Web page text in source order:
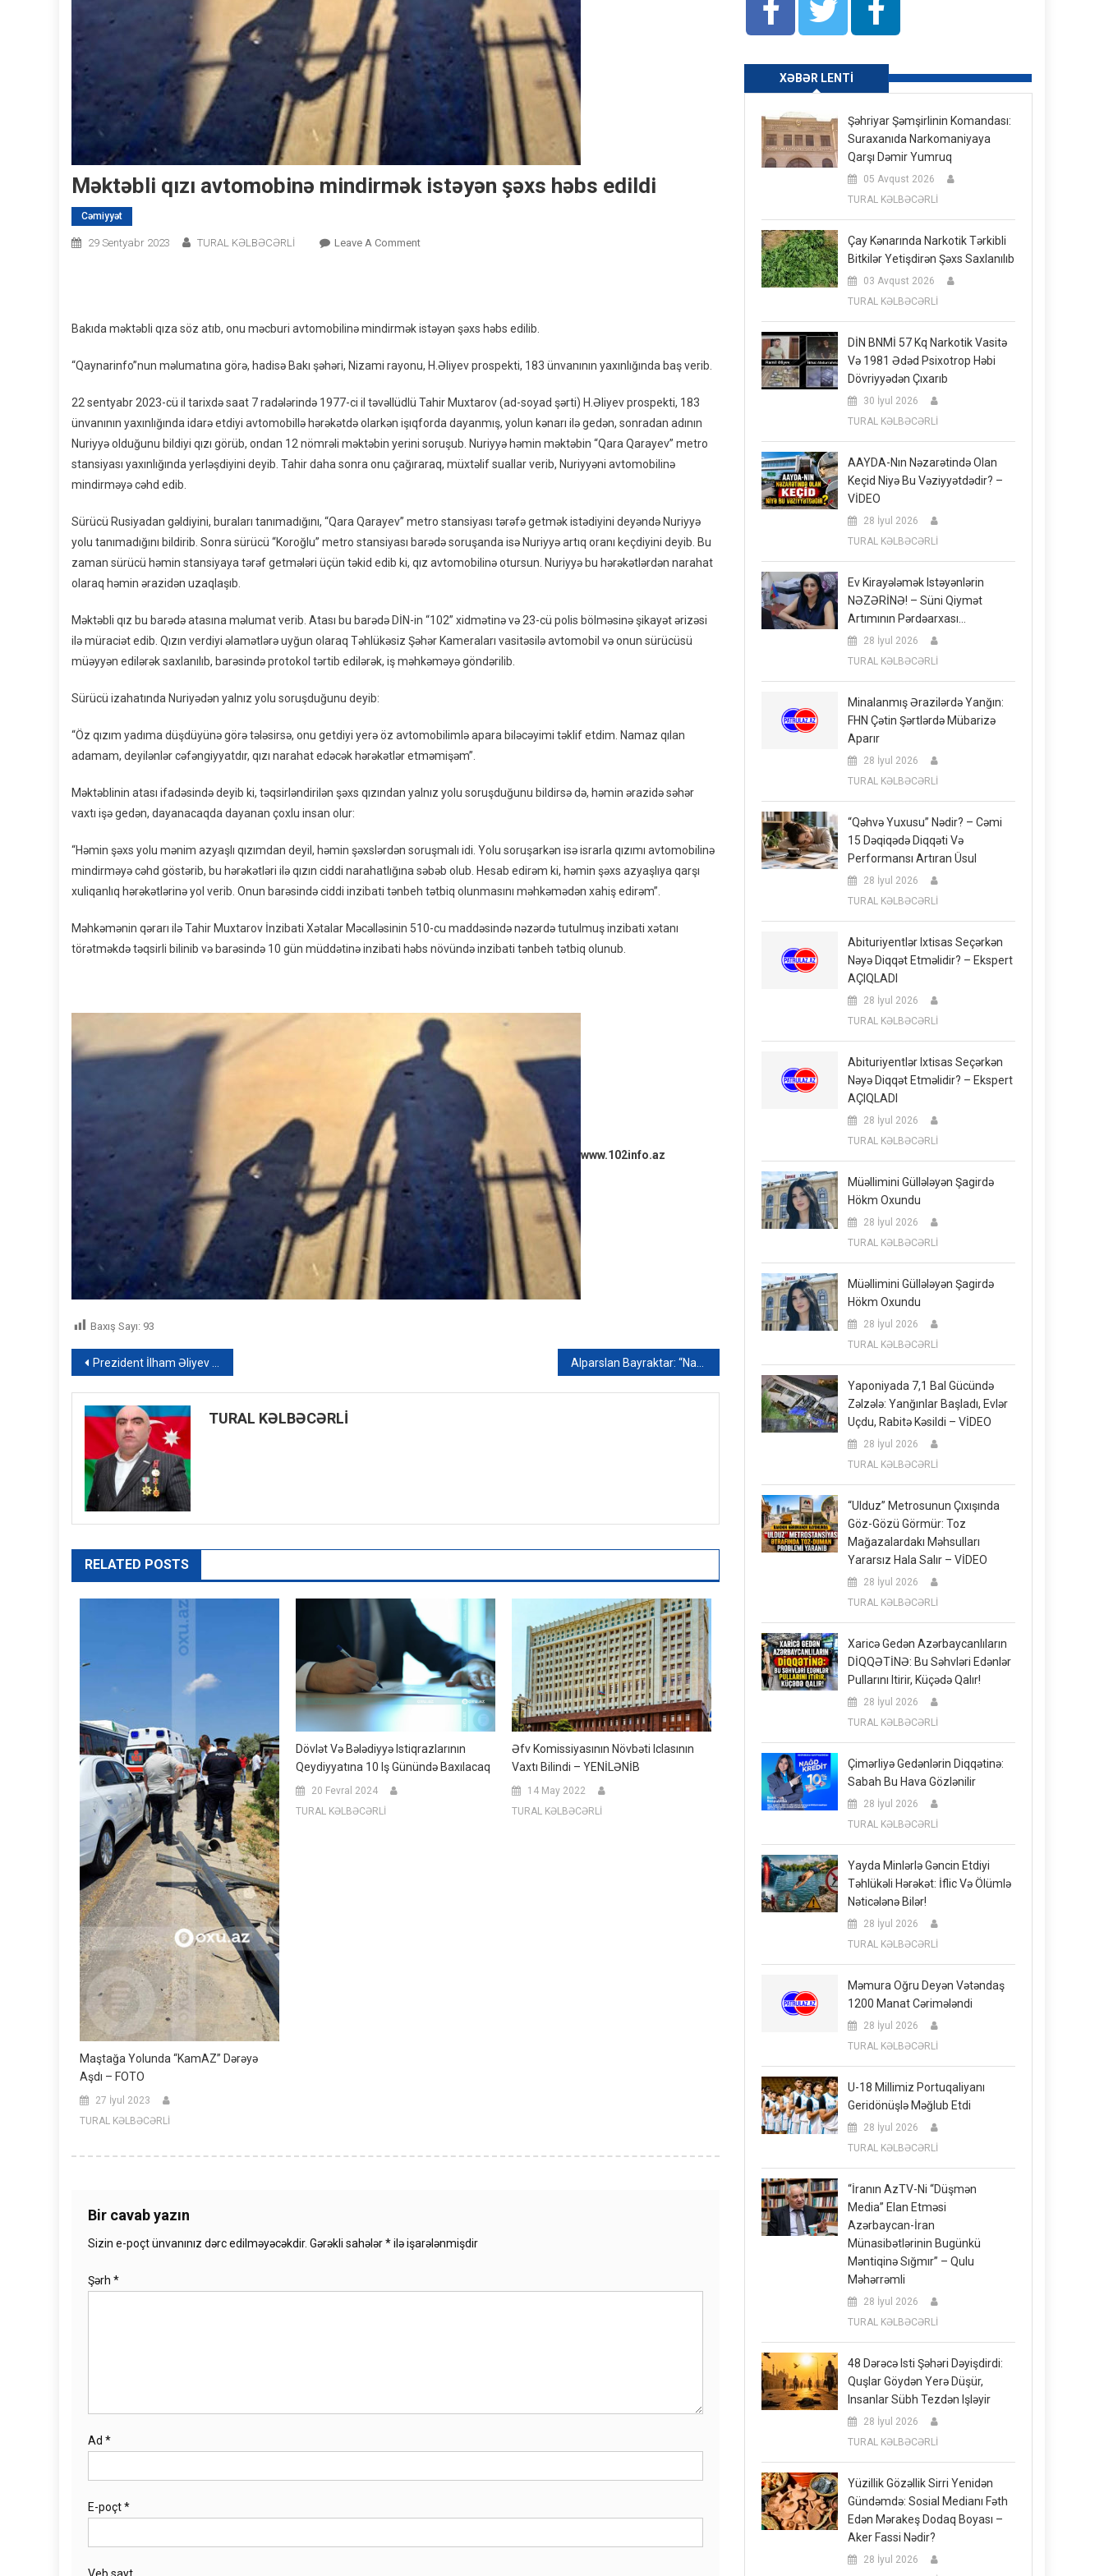
Məktəbli qızı avtomobinə mindirmək istəyən şəxs həbs edildi
Cəmiyyət
29 Sentyabr 2023 TURAL KƏLBƏCƏRLİ Leave A CommentOn
Istəyən
Həbs
Bakıda məktəbli qıza söz atıb, onu məcburi avtomobilinə mindirmək istəyən şəxs həbs edilib.
“Qaynarinfo”nun məlumatına görə, hadisə Bakı şəhəri, Nizami rayonu, H.Əliyev prospekti, 183 ünvanının yaxınlığında baş verib.
22 sentyabr 2023-cü il tarixdə saat 7 radələrində 1977-ci il təvəllüdlü Tahir Muxtarov (ad-soyad şərti) H.Əliyev prospekti, 183
ünvanının yaxınlığında idarə etdiyi avtomobillə hərəkətdə olarkən işıqforda dayanmış, yolun kənarı ilə gedən, sonradan adının
Nuriyyə olduğunu bildiyi qızı görüb, ondan 12 nömrəli məktəbin yerini soruşub. Nuriyyə həmin məktəbin “Qara Qarayev” metro
stansiyası yaxınlığında yerləşdiyini deyib. Tahir daha sonra onu çağıraraq, müxtəlif suallar verib, Nuriyyəni avtomobilinə
mindirməyə cəhd edib.
Sürücü Rusiyadan gəldiyini, buraları tanımadığını, “Qara Qarayev” metro stansiyası tərəfə getmək istədiyini deyəndə Nuriyyə
yolu tanımadığını bildirib. Sonra sürücü “Koroğlu” metro stansiyası barədə soruşanda isə Nuriyyə artıq oranı keçdiyini deyib. Bu
zaman sürücü həmin stansiyaya tərəf getmələri üçün təkid edib ki, qız avtomobilinə otursun. Nuriyyə bu hərəkətlərdən narahat
olaraq həmin ərazidən uzaqlaşıb.
Məktəbli qız bu barədə atasına məlumat verib. Atası bu barədə DİN-in “102” xidmətinə və 23-cü polis bölməsinə şikayət ərizəsi
ilə müraciət edib. Qızın verdiyi əlamətlərə uyğun olaraq Təhlükəsiz Şəhər Kameraları vasitəsilə avtomobil və onun sürücüsü
müəyyən edilərək saxlanılıb, barəsində protokol tərtib edilərək, iş məhkəməyə göndərilib.
Sürücü izahatında Nuriyədən yalnız yolu soruşduğunu deyib:
“Öz qızım yadıma düşdüyünə görə tələsirsə, onu getdiyi yerə öz avtomobilimlə apara biləcəyimi təklif etdim. Namaz qılan
adamam, deyilənlər cəfəngiyyatdır, qızı narahat edəcək hərəkətlər etməmişəm”.
Məktəblinin atası ifadəsində deyib ki, təqsirləndirilən şəxs qızından yalnız yolu soruşduğunu bildirsə də, həmin ərazidə səhər
vaxtı işə gedən, dayanacaqda dayanan çoxlu insan olur:
“Həmin şəxs yolu mənim azyaşlı qızımdan deyil, həmin şəxslərdən soruşmalı idi. Yolu soruşarkən isə israrla qızımı avtomobilinə
mindirməyə cəhd göstərib, bu hərəkətləri ilə qızın ciddi narahatlığına səbəb olub. Hesab edirəm ki, həmin şəxs azyaşlıya qarşı
xuliqanlıq hərəkətlərinə yol verib. Onun barəsində ciddi inzibati tənbeh tətbiq olunmasını məhkəmədən xahiş edirəm”.
Məhkəmənin qərarı ilə Tahir Muxtarov İnzibati Xətalar Məcəlləsinin 510-cu maddəsində nəzərdə tutulmuş inzibati xətanı
törətməkdə təqsirli bilinib və barəsində 10 gün müddətinə inzibati həbs növündə inzibati tənbeh tətbiq olunub.
www.102info.az
Baxış Sayı: 93
Yazı
naviqasiyası
Prezident İlham Əliyev İkinci Qarabağ müharibəsindən sonra bərpa işlərinə sərf olunan vəsaiti açıqladı
TURAL KƏLBƏCƏRLİ
RELATED POSTS
Maştağa Yolunda “KamAZ” Dərəyə
Aşdı – FOTO
27 İyul 2023
TURAL KƏLBƏCƏRLİ
Dövlət Və Bələdiyyə Istiqrazlarının
Qeydiyyatına 10 Iş Günündə Baxılacaq
20 Fevral 2024
TURAL KƏLBƏCƏRLİ
Əfv Komissiyasının Növbəti Iclasının
Vaxtı Bilindi – YENİLƏNİB
14 May 2022
TURAL KƏLBƏCƏRLİ
Bir cavab yazın
Sizin e-poçt ünvanınız dərc edilməyəcəkdir. Gərəkli sahələr*ilə işarələnmişdir
Şərh *
Ad *
E-poçt*
Veb sayt
XƏBƏR LENTI
Şəhriyar Şəmşirlinin Komandası:
Suraxanıda Narkomaniyaya
Qarşı Dəmir Yumruq
05 Avqust 2026
TURAL KƏLBƏCƏRLİ
Çay Kənarında Narkotik Tərkibli
Bitkilər Yetişdirən Şəxs Saxlanılıb
03 Avqust 2026
TURAL KƏLBƏCƏRLİ
DİN BNMİ 57 Kq Narkotik Vasitə
Və 1981 Ədəd Psixotrop Həbi
Dövriyyədən Çıxarıb
30 İyul 2026
TURAL KƏLBƏCƏRLİ
AAYDA-Nın Nəzarətində Olan
Keçid Niyə Bu Vəziyyətdədir? –
VİDEO
28 İyul 2026
TURAL KƏLBƏCƏRLİ
Ev Kirayələmək Istəyənlərin
NƏZƏRİNƏ! – Süni Qiymət
Artımının Pərdəarxası…
28 İyul 2026
TURAL KƏLBƏCƏRLİ
Minalanmış Ərazilərdə Yanğın:
FHN Çətin Şərtlərdə Mübarizə
Aparır
28 İyul 2026
TURAL KƏLBƏCƏRLİ
“Qəhvə Yuxusu” Nədir? – Cəmi
15 Dəqiqədə Diqqəti Və
Performansı Artıran Üsul
28 İyul 2026
TURAL KƏLBƏCƏRLİ
Abituriyentlər Ixtisas Seçərkən
Nəyə Diqqət Etməlidir? – Ekspert
AÇIQLADI
28 İyul 2026
TURAL KƏLBƏCƏRLİ
Abituriyentlər Ixtisas Seçərkən
Nəyə Diqqət Etməlidir? – Ekspert
AÇIQLADI
28 İyul 2026
TURAL KƏLBƏCƏRLİ
Müəllimini Güllələyən Şagirdə
Hökm Oxundu
28 İyul 2026
TURAL KƏLBƏCƏRLİ
Müəllimini Güllələyən Şagirdə
Hökm Oxundu
28 İyul 2026
TURAL KƏLBƏCƏRLİ
Yaponiyada 7,1 Bal Gücündə
Zəlzələ: Yanğınlar Başladı, Evlər
Uçdu, Rabitə Kəsildi – VİDEO
28 İyul 2026
TURAL KƏLBƏCƏRLİ
“Ulduz” Metrosunun Çıxışında
Göz-Gözü Görmür: Toz
Mağazalardakı Məhsulları
Yararsız Hala Salır – VİDEO
28 İyul 2026
TURAL KƏLBƏCƏRLİ
Xaricə Gedən Azərbaycanlıların
DİQQƏTİNƏ: Bu Səhvləri Edənlər
Pullarını Itirir, Küçədə Qalır!
28 İyul 2026
TURAL KƏLBƏCƏRLİ
Çimərliyə Gedənlərin Diqqətinə:
Sabah Bu Hava Gözlənilir
28 İyul 2026
TURAL KƏLBƏCƏRLİ
Yayda Minlərlə Gəncin Etdiyi
Təhlükəli Hərəkət: İflic Və Ölümlə
Nəticələnə Bilər!
28 İyul 2026
TURAL KƏLBƏCƏRLİ
Məmura Oğru Deyən Vətəndaş
1200 Manat Cərimələndi
28 İyul 2026
TURAL KƏLBƏCƏRLİ
U-18 Millimiz Portuqaliyanı
Geridönüşlə Məğlub Etdi
28 İyul 2026
TURAL KƏLBƏCƏRLİ
“İranın AzTV-Ni “düşmən
Media” Elan Etməsi
Azərbaycan-İran
Münasibətlərinin Bugünkü
Məntiqinə Sığmır” – Qulu
Məhərrəmli
28 İyul 2026
TURAL KƏLBƏCƏRLİ
48 Dərəcə Isti Şəhəri Dəyişdirdi:
Quşlar Göydən Yerə Düşür,
Insanlar Sübh Tezdən Işləyir
28 İyul 2026
TURAL KƏLBƏCƏRLİ
Yüzillik Gözəllik Sirri Yenidən
Gündəmdə: Sosial Medianı Fəth
Edən Mərakeş Dodaq Boyası –
Aker Fassi Nədir?
28 İyul 2026